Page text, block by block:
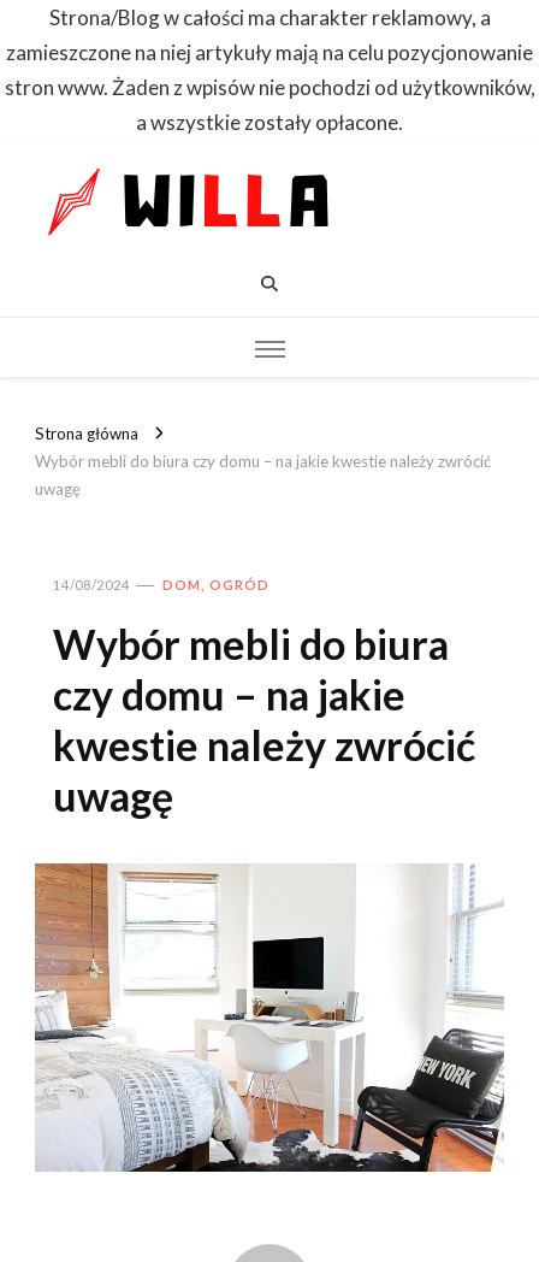
Strona/Blog w całości ma charakter reklamowy, a
zamieszczone na niej artykuły mają na celu pozycjonowanie
stron www. Żaden z wpisów nie pochodzi od użytkowników,
a wszystkie zostały opłacone.
Strona główna
Wybór mebli do biura czy domu – na jakie kwestie należy zwrócić
uwagę
14/08/2024 DOM, OGRÓD
Wybór mebli do biura
czy domu – na jakie
kwestie należy zwrócić
uwagę